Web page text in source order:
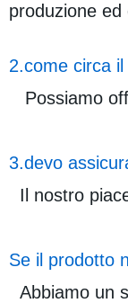
produzione
2.come circa
Possiamo
3.devo
Il nostro
Se il prodotto
Abbiamo un